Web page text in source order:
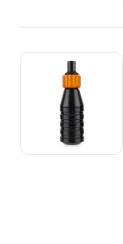
Количество